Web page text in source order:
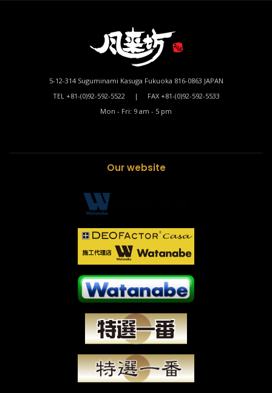
5-12-314 Suguminami Kasuga Fukuoka 816-0863 JAPAN
TEL +81-(0)92-592-5522 | FAX +81-(0)92-592-5533
Mon - Fri: 9 am - 5 pm
Our website